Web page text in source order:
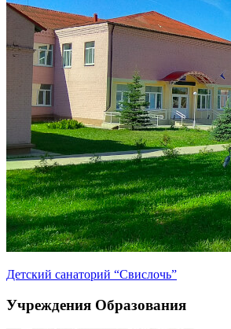
Детский санаторий “Свислочь”
Учреждения Образования